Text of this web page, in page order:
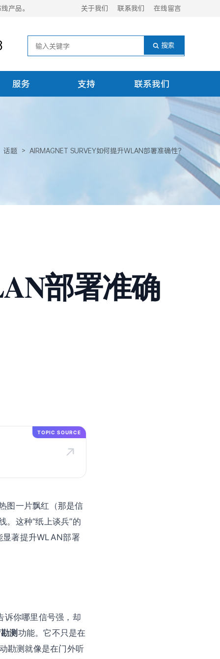
产品。 关于我们 联系我们 在线留言
服务 支持 联系我们
话题 > AIRMAGNET SURVEY如何提升WLAN部署准确性？
部署准确
TOPIC SOURCE
图一片飘红（那是信
。这种“纸上谈兵”的
著提升WLAN部署
诉你哪里信号强，却
测 功能。它不只是在
勘测就像是在门外听